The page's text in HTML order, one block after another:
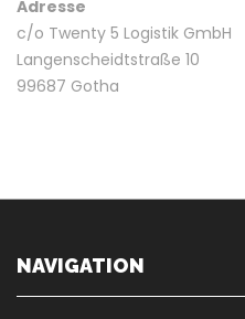
Adresse
c/o Twenty 5 Logistik GmbH
Langenscheidtstraße 10
99687 Gotha
NAVIGATION